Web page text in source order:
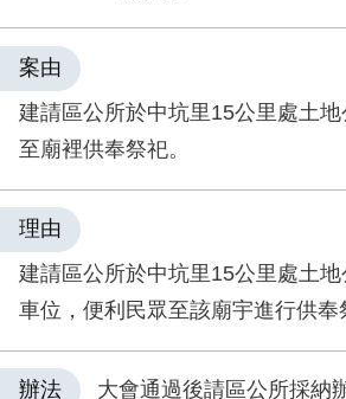
案由
建請區公所於中坑里15公里處土
至廟裡供奉祭祀。
理由
建請區公所於中坑里15公里處土
車位，便利民眾至該廟宇進行供奉
辦法 大會通過後請區公所採納